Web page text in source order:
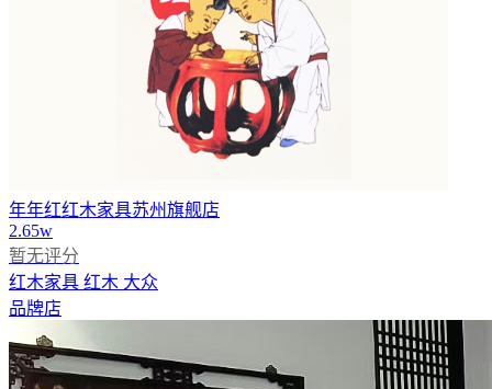
年年红红木家具苏州旗舰店
2.65w
暂无评分
红木家具 红木 大众
品牌店